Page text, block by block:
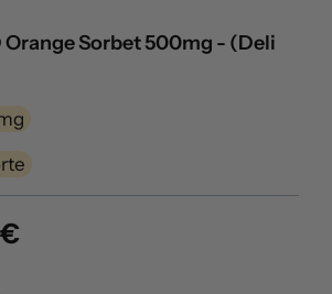
Orange Sorbet 500mg - (Deli